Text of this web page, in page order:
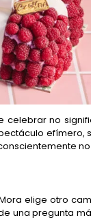
no
elige otro
una pregunta